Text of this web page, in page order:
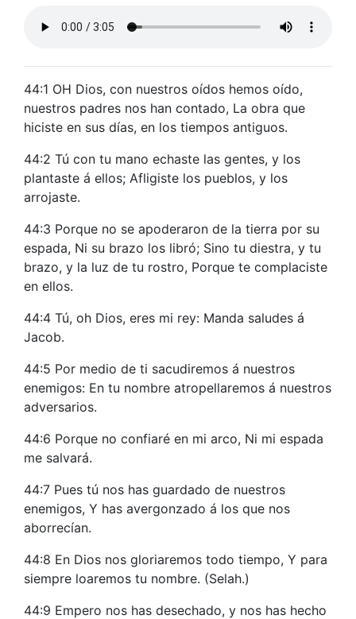
44:1 OH Dios, con nuestros oídos hemos oído,
nuestros padres nos han contado, La obra que
hiciste en sus días, en los tiempos antiguos.
44:2 Tú con tu mano echaste las gentes, y los
plantaste á ellos; Afligiste los pueblos, y los
arrojaste.
44:3 Porque no se apoderaron de la tierra por su
espada, Ni su brazo los libró; Sino tu diestra, y tu
brazo, y la luz de tu rostro, Porque te complaciste
en ellos.
44:4 Tú, oh Dios, eres mi rey: Manda saludes á
Jacob.
44:5 Por medio de ti sacudiremos á nuestros
enemigos: En tu nombre atropellaremos á nuestros
adversarios.
44:6 Porque no confiaré en mi arco, Ni mi espada
me salvará.
44:7 Pues tú nos has guardado de nuestros
enemigos, Y has avergonzado á los que nos
aborrecían.
44:8 En Dios nos gloriaremos todo tiempo, Y para
siempre loaremos tu nombre. (Selah.)
44:9 Empero nos has desechado, y nos has hecho